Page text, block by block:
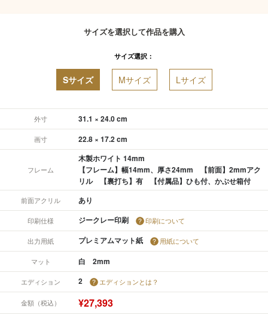
サイズを選択して作品を購入
サイズ選択：
Sサイズ Mサイズ Lサイズ
外寸 31.1 × 24.0 cm
画寸 22.8 × 17.2 cm
フレーム
木製ホワイト 14mm
【フレーム】幅14mm、厚さ24mm 【前面】2mmアク
リル 【裏打ち】有 【付属品】ひも付、かぶせ箱付
前面アクリル あり
印刷仕様 ジークレー印刷 印刷について
出力用紙 プレミアムマット紙 用紙について
マット 白 2mm
エディション 2 エディションとは？
金額（税込） ¥27,393